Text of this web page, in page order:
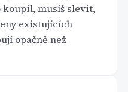
musíš slevit,
existujících
opačně než